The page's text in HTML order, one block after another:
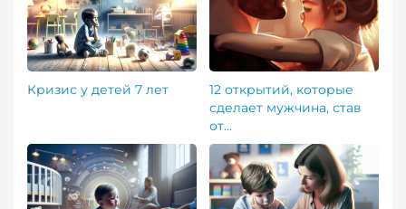
Кризис у детей 7 лет
12 открытий, которые
сделает мужчина, став
от...